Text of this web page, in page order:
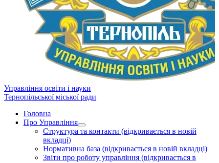
Управління освіти і науки
Тернопільської міської ради
Головна
Про Управління
Структура та контакти (відкривається в новій
вкладці)
Нормативна база (відкривається в новій вкладці)
Звіти про роботу управління (відкривається в